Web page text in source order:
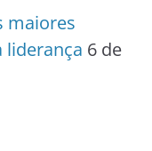
maiores
liderança 6 de